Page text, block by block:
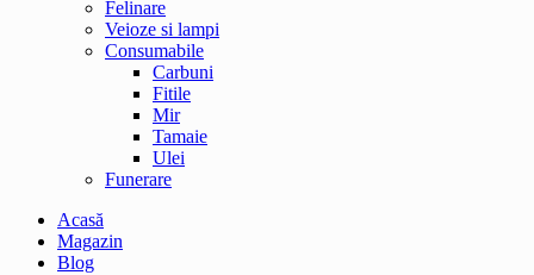
Felinare
Veioze si lampi
Consumabile
Carbuni
Fitile
Mir
Tamaie
Ulei
Funerare
Acasă
Magazin
Blog